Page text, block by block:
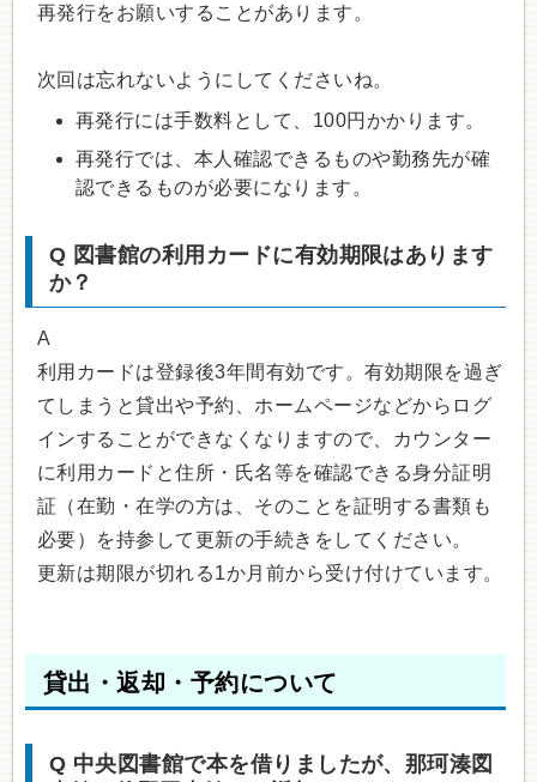
再発行をお願いすることがあります。
次回は忘れないようにしてくださいね。
再発行には手数料として、100円かかります。
再発行では、本人確認できるものや勤務先が確
認できるものが必要になります。
Q 図書館の利用カードに有効期限はあります
か？
A
利用カードは登録後3年間有効です。有効期限を過ぎ
てしまうと貸出や予約、ホームページなどからログ
インすることができなくなりますので、カウンター
に利用カードと住所・氏名等を確認できる身分証明
証（在勤・在学の方は、そのことを証明する書類も
必要）を持参して更新の手続きをしてください。
更新は期限が切れる1か月前から受け付けています。
貸出・返却・予約について
Q 中央図書館で本を借りましたが、那珂湊図